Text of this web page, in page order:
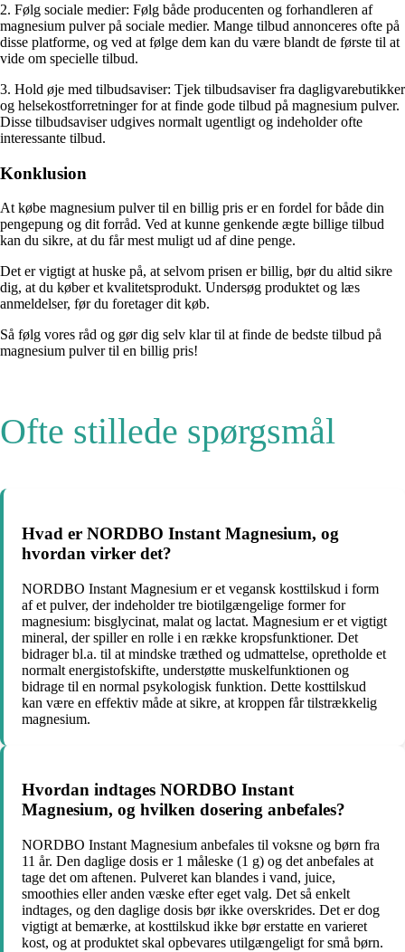
2. Følg sociale medier: Følg både producenten og forhandleren af
magnesium pulver på sociale medier. Mange tilbud annonceres ofte på
disse platforme, og ved at følge dem kan du være blandt de første til at
vide om specielle tilbud.
3. Hold øje med tilbudsaviser: Tjek tilbudsaviser fra dagligvarebutikker
og helsekostforretninger for at finde gode tilbud på magnesium pulver.
Disse tilbudsaviser udgives normalt ugentligt og indeholder ofte
interessante tilbud.
Konklusion
At købe magnesium pulver til en billig pris er en fordel for både din
pengepung og dit forråd. Ved at kunne genkende ægte billige tilbud
kan du sikre, at du får mest muligt ud af dine penge.
Det er vigtigt at huske på, at selvom prisen er billig, bør du altid sikre
dig, at du køber et kvalitetsprodukt. Undersøg produktet og læs
anmeldelser, før du foretager dit køb.
Så følg vores råd og gør dig selv klar til at finde de bedste tilbud på
magnesium pulver til en billig pris!
Ofte stillede spørgsmål
Hvad er NORDBO Instant Magnesium, og
hvordan virker det?
NORDBO Instant Magnesium er et vegansk kosttilskud i form
af et pulver, der indeholder tre biotilgængelige former for
magnesium: bisglycinat, malat og lactat. Magnesium er et vigtigt
mineral, der spiller en rolle i en række kropsfunktioner. Det
bidrager bl.a. til at mindske træthed og udmattelse, opretholde et
normalt energistofskifte, understøtte muskelfunktionen og
bidrage til en normal psykologisk funktion. Dette kosttilskud
kan være en effektiv måde at sikre, at kroppen får tilstrækkelig
magnesium.
Hvordan indtages NORDBO Instant
Magnesium, og hvilken dosering anbefales?
NORDBO Instant Magnesium anbefales til voksne og børn fra
11 år. Den daglige dosis er 1 måleske (1 g) og det anbefales at
tage det om aftenen. Pulveret kan blandes i vand, juice,
smoothies eller anden væske efter eget valg. Det så enkelt
indtages, og den daglige dosis bør ikke overskrides. Det er dog
vigtigt at bemærke, at kosttilskud ikke bør erstatte en varieret
kost, og at produktet skal opbevares utilgængeligt for små børn.